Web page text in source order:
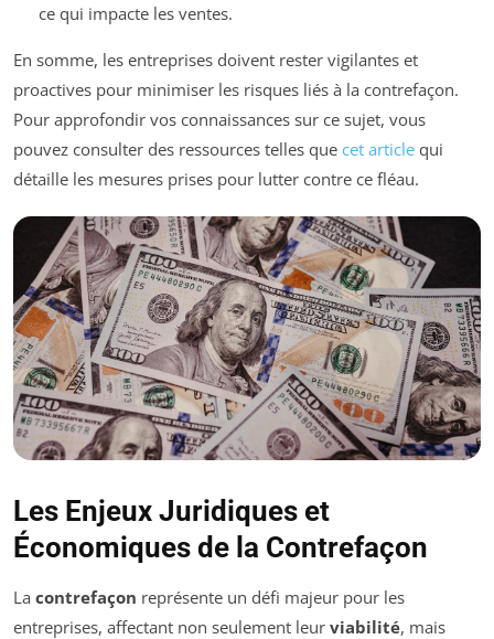
ce qui impacte les ventes.
En somme, les entreprises doivent rester vigilantes et
proactives pour minimiser les risques liés à la contrefaçon.
Pour approfondir vos connaissances sur ce sujet, vous
pouvez consulter des ressources telles que cet article qui
détaille les mesures prises pour lutter contre ce fléau.
Les Enjeux Juridiques et
Économiques de la Contrefaçon
La contrefaçon représente un défi majeur pour les
entreprises, affectant non seulement leur viabilité, mais